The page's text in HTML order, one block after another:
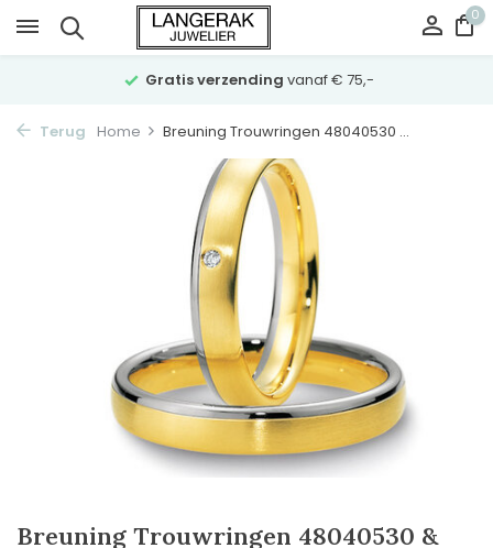
0
Gratis verzending vanaf € 75,-
Terug Home Breuning Trouwringen 48040530 ...
Breuning Trouwringen 48040530 &